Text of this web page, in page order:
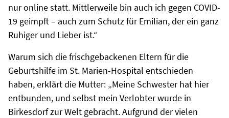
nur online statt. Mittlerweile bin auch ich gegen COVID-
19 geimpft – auch zum Schutz für Emilian, der ein ganz
Ruhiger und Lieber ist.“
Warum sich die frischgebackenen Eltern für die
Geburtshilfe im St. Marien-Hospital entschieden
haben, erklärt die Mutter: „Meine Schwester hat hier
entbunden, und selbst mein Verlobter wurde in
Birkesdorf zur Welt gebracht. Aufgrund der vielen